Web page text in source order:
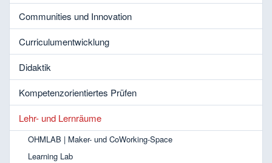
Communities und Innovation
Curriculumentwicklung
Didaktik
Kompetenzorientiertes Prüfen
Lehr- und Lernräume
OHMLAB | Maker- und CoWorking-Space
Learning Lab